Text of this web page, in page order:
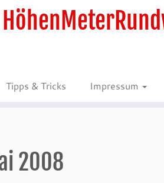
Tipps & Tricks Impressum
2008